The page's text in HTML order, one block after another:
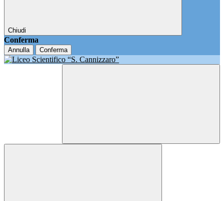
Chiudi
Conferma
Annulla Conferma